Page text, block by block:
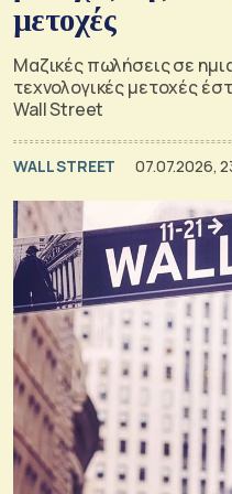
μετοχές
Μαζικές πωλήσεις σε
τεχνολογικές μετοχές
Wall Street
WALL STREET 07.07.2026,